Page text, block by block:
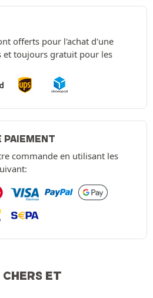
offerts pour l'achat d'une
et toujours gratuit pour les
PAIEMENT
commande en utilisant les
ET